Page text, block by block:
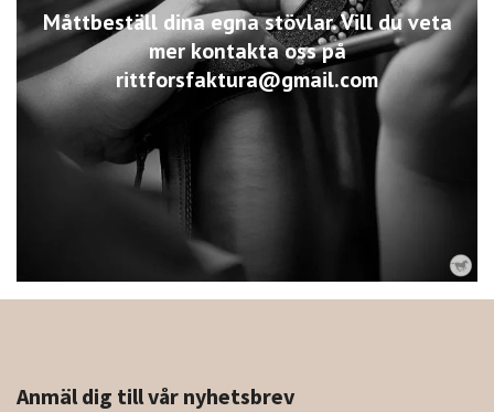
Måttbeställ dina egna stövlar. Vill du veta
mer kontakta oss på
rittforsfaktura@gmail.com
Anmäl dig till vår nyhetsbrev